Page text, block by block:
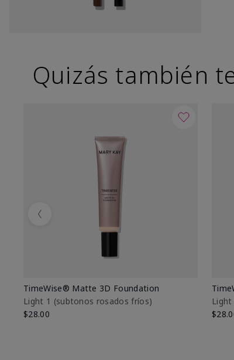
Quizás también
TimeWise® Matte 3D Foundation
Light 1​ (subtonos rosados fríos)
$28.00
Previous